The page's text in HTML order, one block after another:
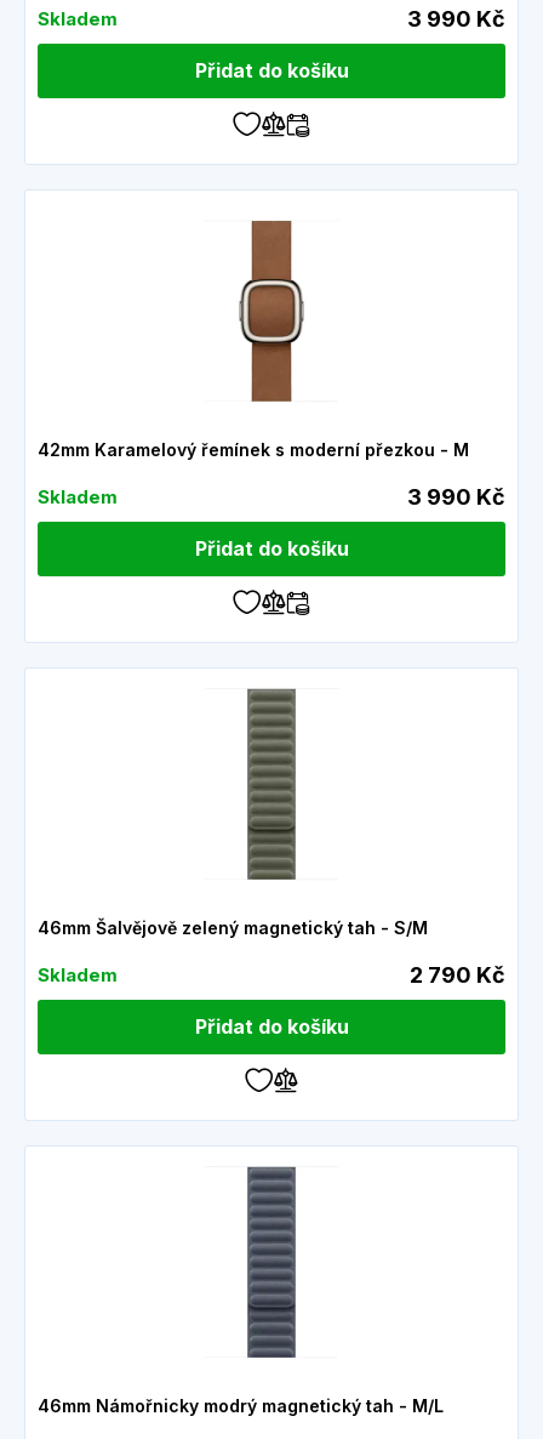
Skladem 3 990 Kč
Přidat do košíku
42mm Karamelový řemínek s moderní přezkou - M
Skladem 3 990 Kč
Přidat do košíku
46mm Šalvějově zelený magnetický tah - S/M
Skladem 2 790 Kč
Přidat do košíku
46mm Námořnicky modrý magnetický tah - M/L